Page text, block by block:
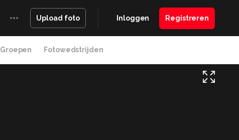
Upload foto Inloggen Registreren
Groepen Fotowedstrijden